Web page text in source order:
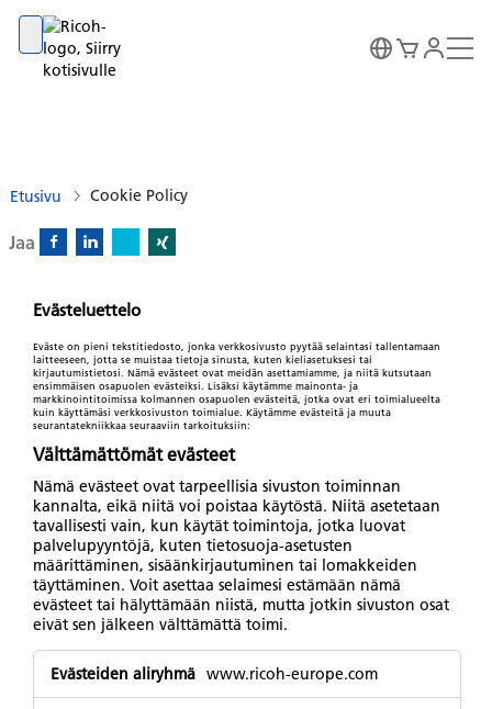
Go to banner
Go to content
Go to footer
Etusivu Cookie Policy
Jaa
Evästeluettelo
Eväste on pieni tekstitiedosto, jonka verkkosivusto pyytää selaintasi tallentamaan
laitteeseen, jotta se muistaa tietoja sinusta, kuten kieliasetuksesi tai
kirjautumistietosi. Nämä evästeet ovat meidän asettamiamme, ja niitä kutsutaan
ensimmäisen osapuolen evästeiksi. Lisäksi käytämme mainonta- ja
markkinointitoimissa kolmannen osapuolen evästeitä, jotka ovat eri toimialueelta
kuin käyttämäsi verkkosivuston toimialue. Käytämme evästeitä ja muuta
seurantatekniikkaa seuraaviin tarkoituksiin:
Välttämättömät evästeet
Nämä evästeet ovat tarpeellisia sivuston toiminnan
kannalta, eikä niitä voi poistaa käytöstä. Niitä asetetaan
tavallisesti vain, kun käytät toimintoja, jotka luovat
palvelupyyntöjä, kuten tietosuoja-asetusten
määrittäminen, sisäänkirjautuminen tai lomakkeiden
täyttäminen. Voit asettaa selaimesi estämään nämä
evästeet tai hälyttämään niistä, mutta jotkin sivuston osat
eivät sen jälkeen välttämättä toimi.
Välttämättömät
evästeet
www.ricoh-europe.com